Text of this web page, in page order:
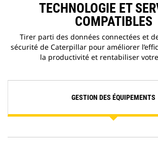
TECHNOLOGIE ET
COMPATIBLES
Tirer parti des données connectées et
sécurité de Caterpillar pour améliorer
la productivité et rentabiliser
GESTION DES ÉQUIPEMENTS